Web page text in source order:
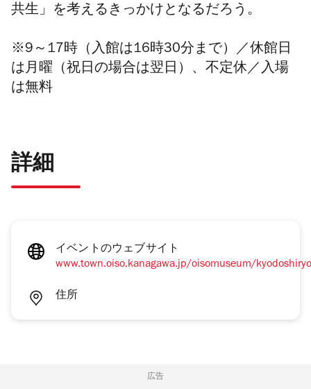
共生」を考えるきっかけとなるだろう。
※9～17時（入館は16時30分まで）／ 休館日
は月曜（祝日の場合は翌日）、不定休／入場
は無料
詳細
イベントのウェブサイト
www.town.oiso.kanagawa.jp/oisomuseum/
住所
広告